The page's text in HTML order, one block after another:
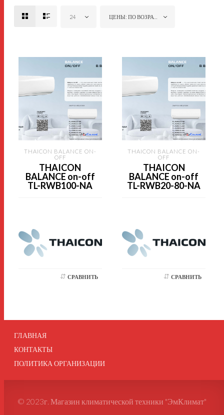
24 ЦЕНЫ: ПО ВОЗРАСТАНИЮ
THAICON BALANCE ON-
OFF
THAICON
BALANCE on-off
TL-RWB100-NA
СРАВНИТЬ
THAICON BALANCE ON-
OFF
THAICON
BALANCE on-off
TL-RWB20-80-NA
СРАВНИТЬ
ГЛАВНАЯ
КОНТАКТЫ
ПОЛИТИКА ОРГАНИЗАЦИИ
© 2023г. Магазин климатической техники "ЭмКлимат"